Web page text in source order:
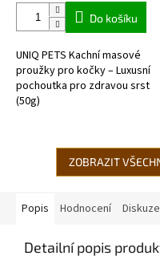
Do košíku
UNIQ PETS Kachní masové
proužky pro kočky – Luxusní
pochoutka pro zdravou srst
(50g)
ZOBRAZIT
Popis Hodnocení Diskuze
Detailní popis